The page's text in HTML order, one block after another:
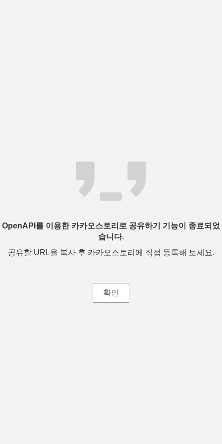
OpenAPI를 이용한 카카오스토리로 공유하기 기능이 종료되었
습니다.
공유할 URL을 복사 후 카카오스토리에 직접 등록해 보세요.
확인